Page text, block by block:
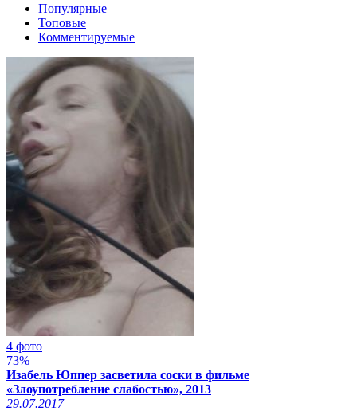
Популярные
Топовые
Комментируемые
4 фото
73%
Изабель Юппер засветила соски в фильме
«Злоупотребление слабостью», 2013
29.07.2017